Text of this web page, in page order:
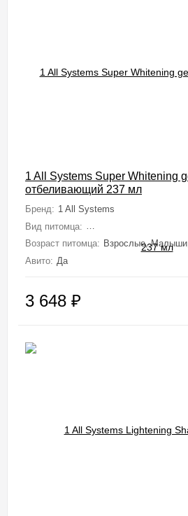
1 All Systems Super Whitening
отбеливающий 237 мл
Бренд: 1 All Systems
Вид питомца: Собаки (Мелкие,
Возраст питомца: Взрослые,
Авито: Да
3 648 ₽